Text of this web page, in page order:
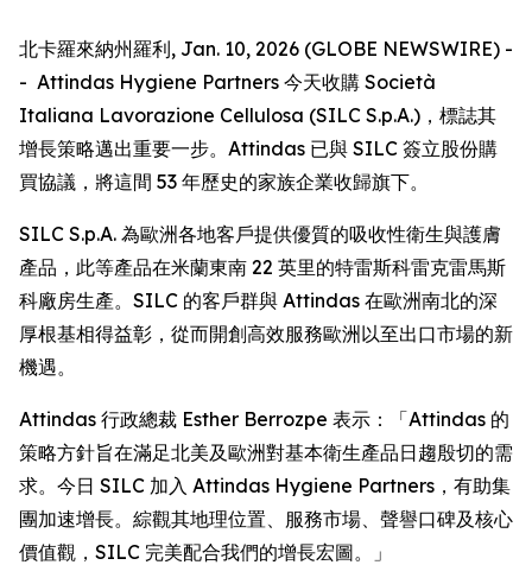
北卡羅來納州羅利, Jan. 10, 2026 (GLOBE NEWSWIRE) -
- Attindas Hygiene Partners 今天收購 Società
Italiana Lavorazione Cellulosa (SILC S.p.A.)，標誌其
增長策略邁出重要一步。Attindas 已與 SILC 簽立股份購
買協議，將這間 53 年歷史的家族企業收歸旗下。
SILC S.p.A. 為歐洲各地客戶提供優質的吸收性衛生與護膚
產品，此等產品在米蘭東南 22 英里的特雷斯科雷克雷馬斯
科廠房生產。SILC 的客戶群與 Attindas 在歐洲南北的深
厚根基相得益彰，從而開創高效服務歐洲以至出口市場的新
機遇。
Attindas 行政總裁 Esther Berrozpe 表示：「Attindas 的
策略方針旨在滿足北美及歐洲對基本衛生產品日趨殷切的需
求。今日 SILC 加入 Attindas Hygiene Partners，有助集
團加速增長。綜觀其地理位置、服務市場、聲譽口碑及核心
價值觀，SILC 完美配合我們的增長宏圖。」